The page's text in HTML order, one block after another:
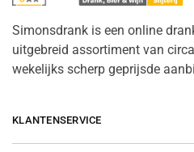
Simonsdrank is een online
uitgebreid assortiment van
wekelijks scherp geprijsde
KLANTENSERVICE